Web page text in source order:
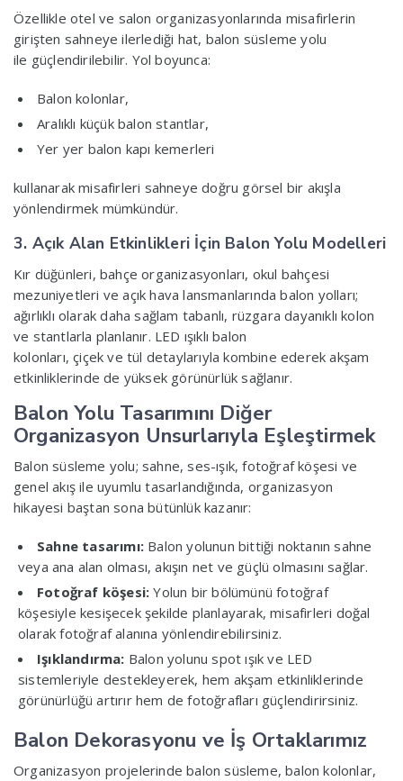
Özellikle otel ve salon organizasyonlarında misafirlerin
girişten sahneye ilerlediği hat, balon süsleme yolu
ile güçlendirilebilir. Yol boyunca:
Balon kolonlar,
Aralıklı küçük balon stantlar,
Yer yer balon kapı kemerleri
kullanarak misafirleri sahneye doğru görsel bir akışla
yönlendirmek mümkündür.
3. Açık Alan Etkinlikleri İçin Balon Yolu Modelleri
Kır düğünleri, bahçe organizasyonları, okul bahçesi
mezuniyetleri ve açık hava lansmanlarında balon yolları;
ağırlıklı olarak daha sağlam tabanlı, rüzgara dayanıklı kolon
ve stantlarla planlanır. LED ışıklı balon
kolonları, çiçek ve tül detaylarıyla kombine ederek akşam
etkinliklerinde de yüksek görünürlük sağlanır.
Balon Yolu Tasarımını Diğer
Organizasyon Unsurlarıyla Eşleştirmek
Balon süsleme yolu; sahne, ses-ışık, fotoğraf köşesi ve
genel akış ile uyumlu tasarlandığında, organizasyon
hikayesi baştan sona bütünlük kazanır:
Sahne tasarımı: Balon yolunun bittiği noktanın sahne
veya ana alan olması, akışın net ve güçlü olmasını sağlar.
Fotoğraf köşesi: Yolun bir bölümünü fotoğraf
köşesiyle kesişecek şekilde planlayarak, misafirleri doğal
olarak fotoğraf alanına yönlendirebilirsiniz.
Işıklandırma: Balon yolunu spot ışık ve LED
sistemleriyle destekleyerek, hem akşam etkinliklerinde
görünürlüğü artırır hem de fotoğrafları güçlendirirsiniz.
Balon Dekorasyonu ve İş Ortaklarımız
Organizasyon projelerinde balon süsleme, balon kolonlar,